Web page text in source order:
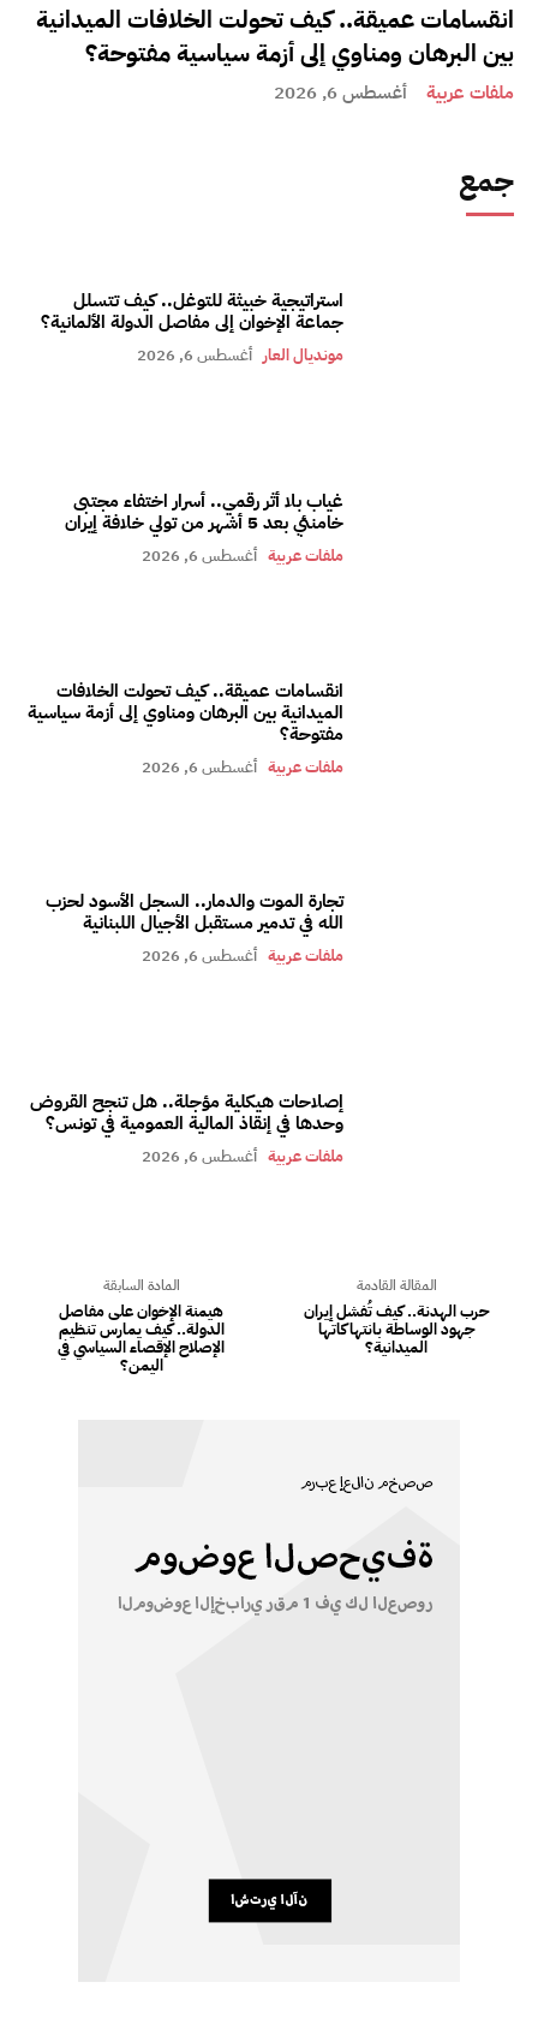
انقسامات عميقة.. كيف تحولت الخلافات الميدانية
بين البرهان ومناوي إلى أزمة سياسية مفتوحة؟
ملفات عربية أغسطس 6, 2026
جمع
استراتيجية خبيثة للتوغل.. كيف تتسلل
جماعة الإخوان إلى مفاصل الدولة الألمانية؟
مونديال العار أغسطس 6, 2026
غياب بلا أثر رقمي.. أسرار اختفاء مجتبى
خامنئي بعد 5 أشهر من تولي خلافة إيران
ملفات عربية أغسطس 6, 2026
انقسامات عميقة.. كيف تحولت الخلافات
الميدانية بين البرهان ومناوي إلى أزمة سياسية
مفتوحة؟
ملفات عربية أغسطس 6, 2026
تجارة الموت والدمار.. السجل الأسود لحزب
الله في تدمير مستقبل الأجيال اللبنانية
ملفات عربية أغسطس 6, 2026
إصلاحات هيكلية مؤجلة.. هل تنجح القروض
وحدها في إنقاذ المالية العمومية في تونس؟
ملفات عربية أغسطس 6, 2026
المادة السابقة
هيمنة الإخوان على مفاصل
الدولة.. كيف يمارس تنظيم
الإصلاح الإقصاء السياسي في
اليمن؟
المقالة القادمة
حرب الهدنة.. كيف تُفشل إيران
جهود الوساطة بانتهاكاتها
الميدانية؟